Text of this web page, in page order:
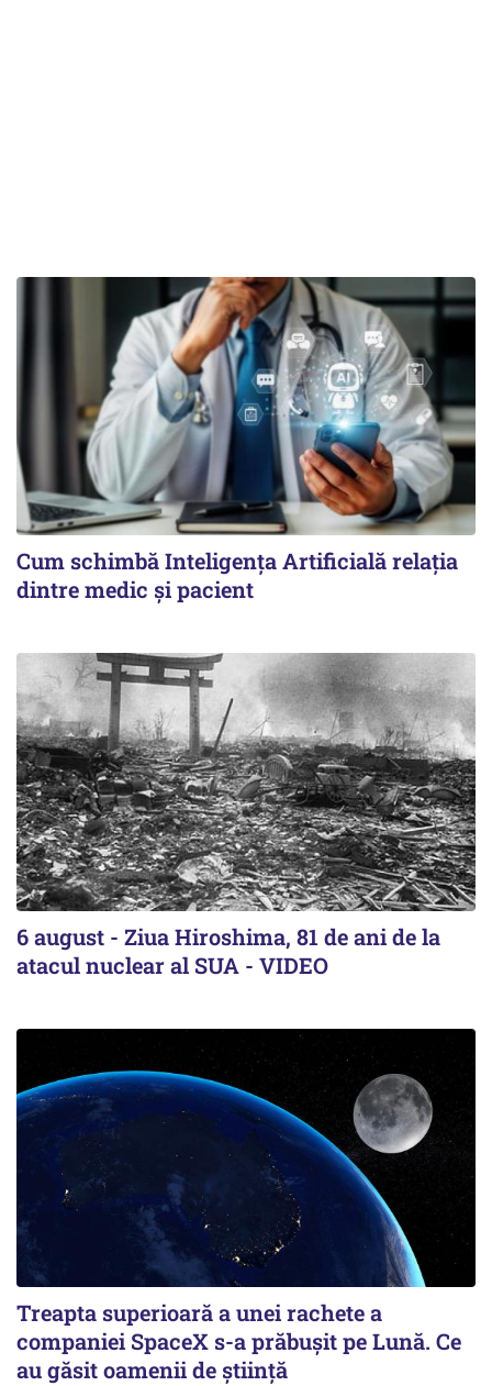
Cum schimbă Inteligența Artificială relația
dintre medic și pacient
6 august - Ziua Hiroshima, 81 de ani de la
atacul nuclear al SUA - VIDEO
Treapta superioară a unei rachete a
companiei SpaceX s-a prăbușit pe Lună. Ce
au găsit oamenii de știință